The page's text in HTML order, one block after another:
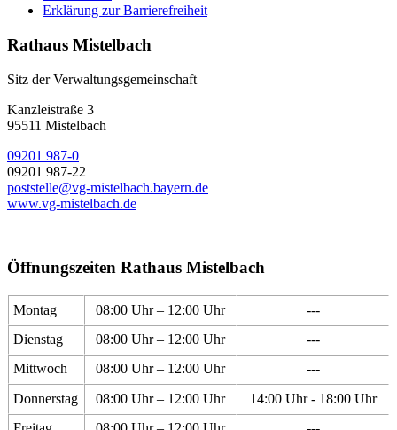
Erklärung zur Barrierefreiheit
Rathaus Mistelbach
Sitz der Verwaltungsgemeinschaft
Kanzleistraße 3
95511 Mistelbach
09201 987-0
09201 987-22
poststelle@vg-mistelbach.bayern.de
www.vg-mistelbach.de
Öffnungszeiten Rathaus Mistelbach
Montag 08:00 Uhr – 12:00 Uhr
---
Dienstag
08:00 Uhr – 12:00 Uhr
---
Mittwoch
08:00 Uhr – 12:00 Uhr
---
Donnerstag
08:00 Uhr – 12:00 Uhr
14:00 Uhr - 18:00 Uhr